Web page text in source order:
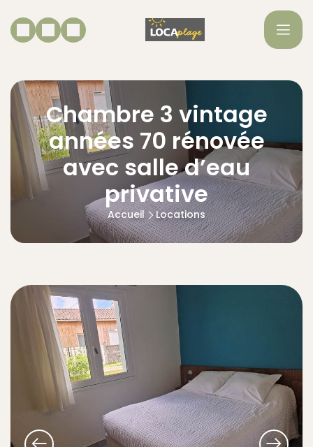
Chambre 3 vintage
années 70 rénovée
avec salle d’eau
privative
Accueil Locations